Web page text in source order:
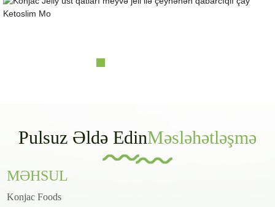
Pulsuz Əldə EdinMəsləhətləşmə
MƏHSUL
Konjac Foods